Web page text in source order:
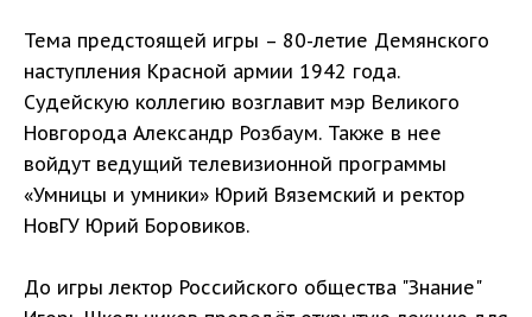
Тема предстоящей игры – 80-летие Демянского
наступления Красной армии 1942 года.
Судейскую коллегию возглавит мэр Великого
Новгорода Александр Розбаум. Также в нее
войдут ведущий телевизионной программы
«Умницы и умники» Юрий Вяземский и ректор
НовГУ Юрий Боровиков.
До игры лектор Российского общества "Знание"